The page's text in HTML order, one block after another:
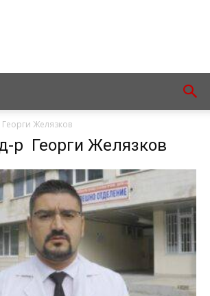
Желязков
р Георги Желязков